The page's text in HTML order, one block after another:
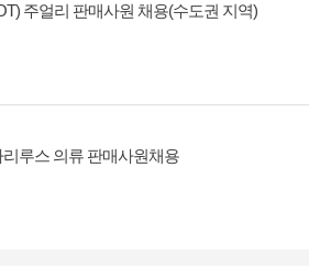
주얼리 판매사원 채용(수도권 지역)
루스 의류 판매사원채용